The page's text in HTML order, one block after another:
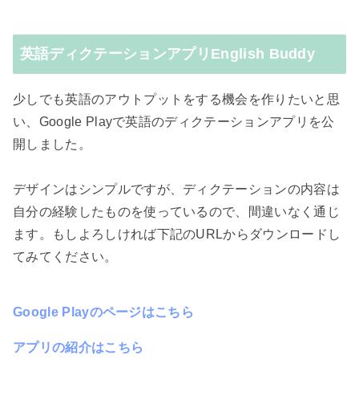
英語ディクテーションアプリEnglish Buddy
少しでも英語のアウトプットをする機会を作りたいと思
い、Google Playで英語のディクテーションアプリを公
開しました。
デザインはシンプルですが、ディクテーションの内容は
自分の経験したものを使っているので、間違いなく通じ
ます。もしよろしければ下記のURLからダウンロードし
てみてください。
Google Playのページはこちら
アプリの紹介はこちら